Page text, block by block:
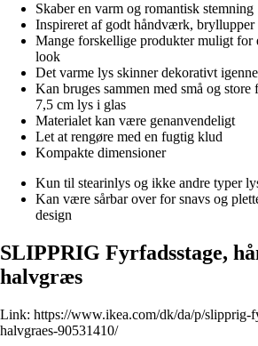
Skaber en varm og romantisk stemning
Inspireret af godt håndværk, bryllupper
Mange forskellige produkter muligt for
look
Det varme lys skinner dekorativt
Kan bruges sammen med små og
7,5 cm lys i glas
Materialet kan være genanvendeligt
Let at rengøre med en fugtig klud
Kompakte dimensioner
Kun til stearinlys og ikke andre typer
Kan være sårbar over for snavs og
design
SLIPPRIG Fyrfadsstage,
halvgræs
Link: https://www.ikea.com/dk/da/p/slipprig-
halvgraes-90531410/